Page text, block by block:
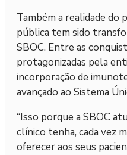
Também a realidade do
pública tem sido
SBOC. Entre as
protagonizadas pela
incorporação de
avançado ao Sistema
“Isso porque a SBOC
clínico tenha, cada vez
oferecer aos seus